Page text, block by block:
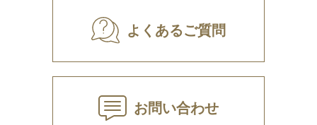
よくあるご質問
お問い合わせ